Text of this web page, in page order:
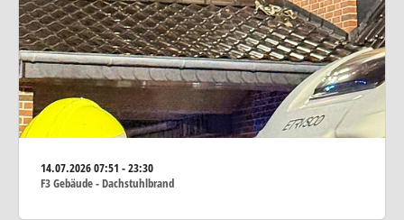
14.07.202607:51 - 23:30
F3 Gebäude - Dachstuhlbrand